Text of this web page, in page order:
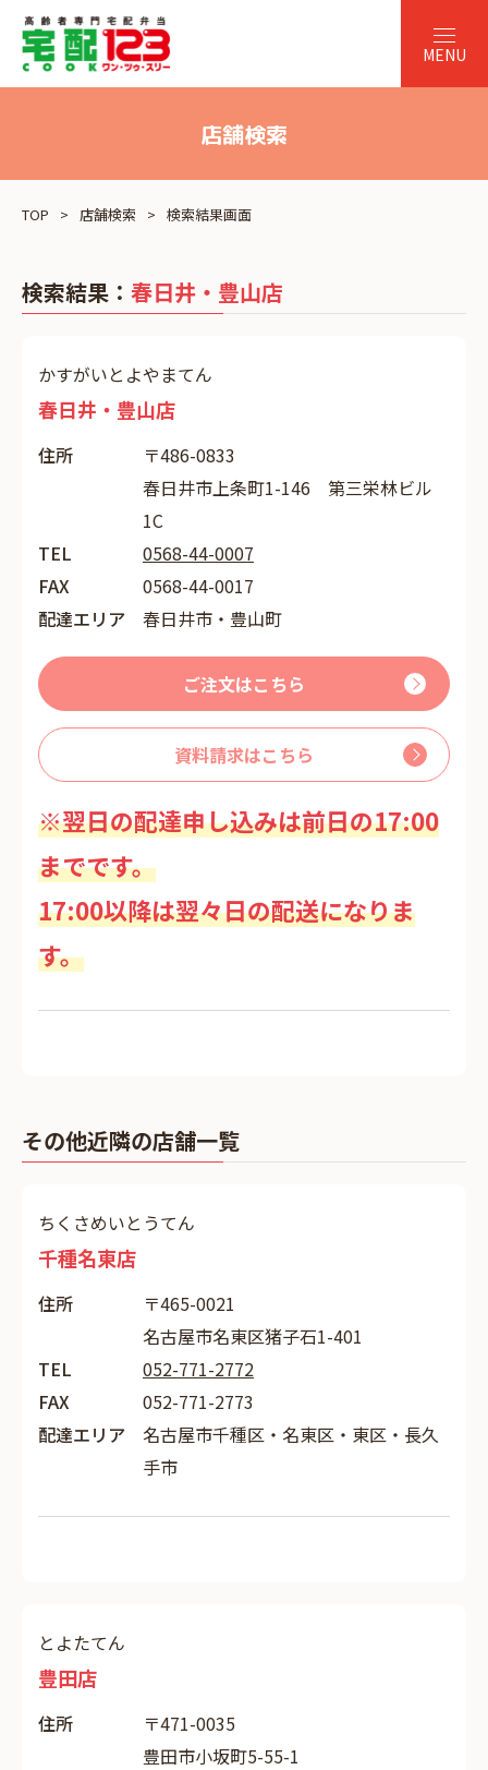
店舗検索
TOP 店舗検索 検索結果画面
検索結果： 春日井・豊山店
かすがいとよやまてん
春日井・豊山店
住所
〒486-0833
春日井市上条町1-146 第三栄林ビル
1C
TEL
0568-44-0007
FAX
0568-44-0017
配達エリア
春日井市・豊山町
ご注文はこちら
資料請求はこちら
※翌日の配達申し込みは前日の17:00
までです。
17:00以降は翌々日の配送になりま
す。
その他近隣の店舗一覧
ちくさめいとうてん
千種名東店
住所
〒465-0021
名古屋市名東区猪子石1-401
TEL
052-771-2772
FAX
052-771-2773
配達エリア
名古屋市千種区・名東区・東区・長久
手市
とよたてん
豊田店
住所
〒471-0035
豊田市小坂町5-55-1